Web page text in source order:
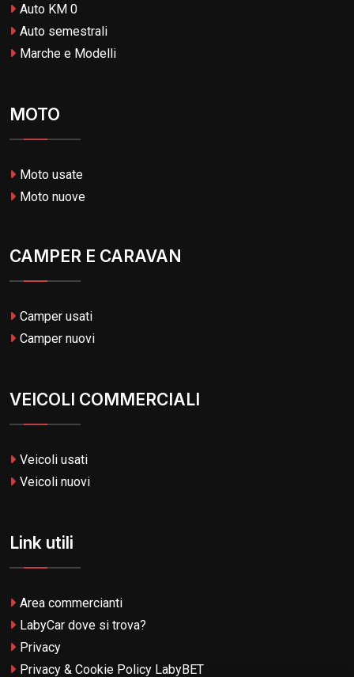
Auto KM 0
Auto semestrali
Marche e Modelli
MOTO
Moto usate
Moto nuove
CAMPER E CARAVAN
Camper usati
Camper nuovi
VEICOLI COMMERCIALI
Veicoli usati
Veicoli nuovi
Link utili
Area commercianti
LabyCar dove si trova?
Privacy
Privacy & Cookie Policy LabyBET